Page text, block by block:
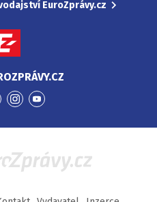
EuroZprávy.cz
Přejít
Instagram
Přejít
YouTube